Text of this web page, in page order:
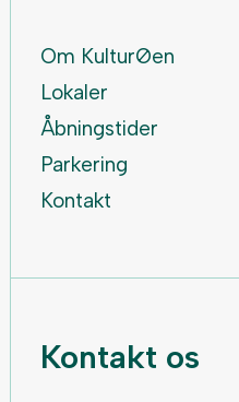
Om KulturØen
Lokaler
Åbningstider
Parkering
Kontakt
Kontakt os